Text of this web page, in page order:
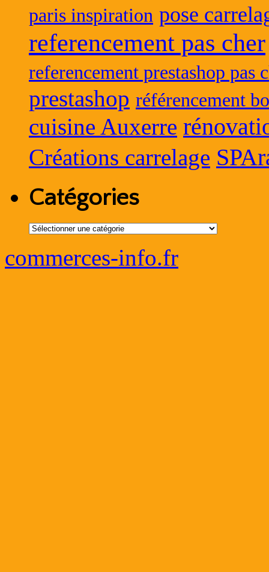
paris inspiration pose
referencement pas cher
referencement prestashop pas
prestashop référencement
cuisine Auxerre
Créations carrelage
Catégories
Catégories
commerces-info.fr